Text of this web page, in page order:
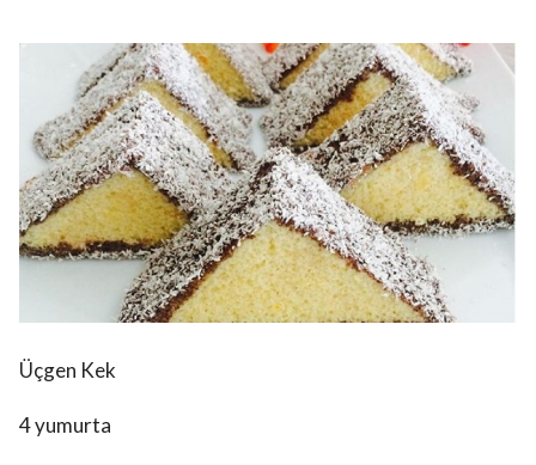
Üçgen Kek
4 yumurta